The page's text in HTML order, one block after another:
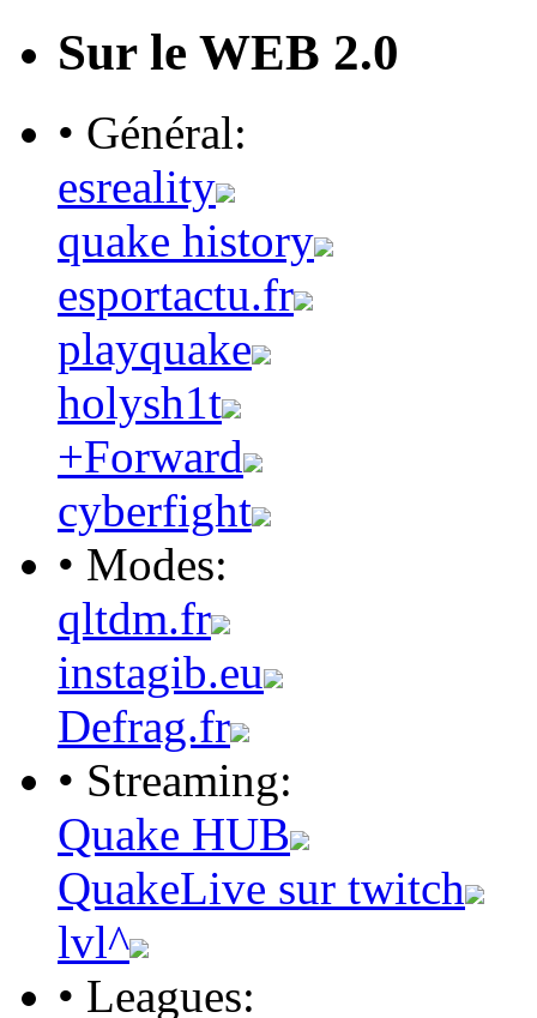
Sur le WEB 2.0
• Général:
esreality
quake history
esportactu.fr
playquake
holysh1t
+Forward
cyberfight
• Modes:
qltdm.fr
instagib.eu
Defrag.fr
• Streaming:
Quake HUB
QuakeLive sur twitch
lvl^
• Leagues: